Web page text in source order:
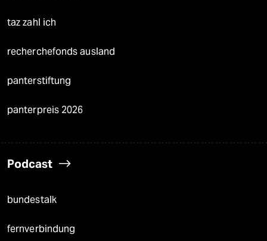
taz zahl ich
recherchefonds ausland
panterstiftung
panterpreis 2026
Podcast
bundestalk
fernverbindung